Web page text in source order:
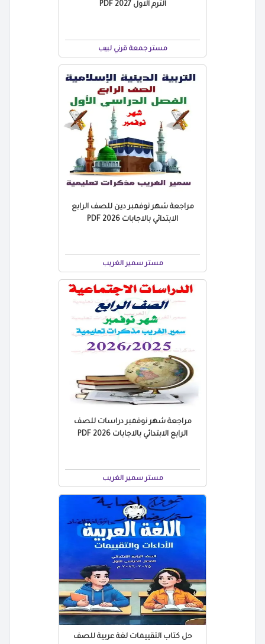
الترم الاول 2027 PDF
مستر جمعة قرني لبيب
مراجعة شهر نوفمبر دين للصف الرابع
الابتدائي بالاجابات 2026 PDF
مستر سمير الغريب
مراجعة شهر نوفمبر دراسات للصف
الرابع الابتدائي بالاجابات 2026 PDF
مستر سمير الغريب
حل كتاب التقييمات لغة عربية للصف